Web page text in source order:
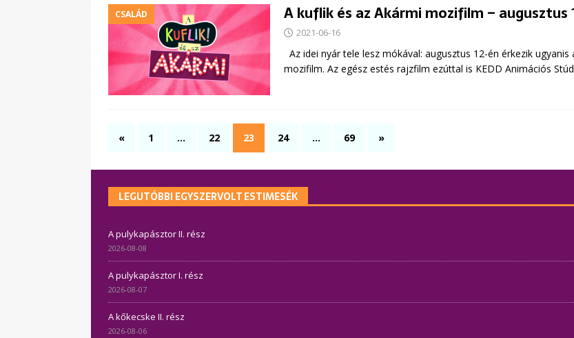
CSALÁD A kuflik és az Akármi mozifilm – augusztus
2021-06-16
Az idei nyár tele lesz mókával: augusztus 12-én érkezik
mozifilm. Az egész estés rajzfilm ezúttal is KEDD Animációs
« 1 … 22 23 24 … 69 »
LEGUTÓBBI EGYSZERVOLT ESTIMESÉK
A pulykapásztor II. rész
2026-08-08
A pulykapásztor I. rész
2026-08-07
A kőkecske II. rész
2026-08-06